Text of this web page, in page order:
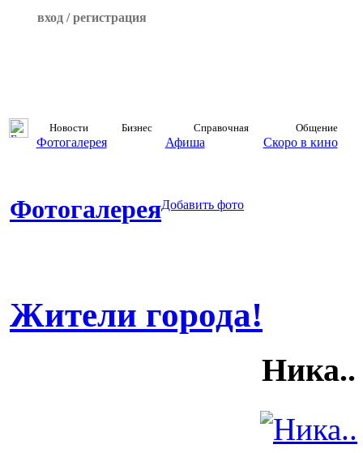
вход / регистрация
Новости Бизнес Справочная Общение
Фотогалерея Афиша Скоро в кино
ФотогалереяДобавить фото
Жители города!
Ника..